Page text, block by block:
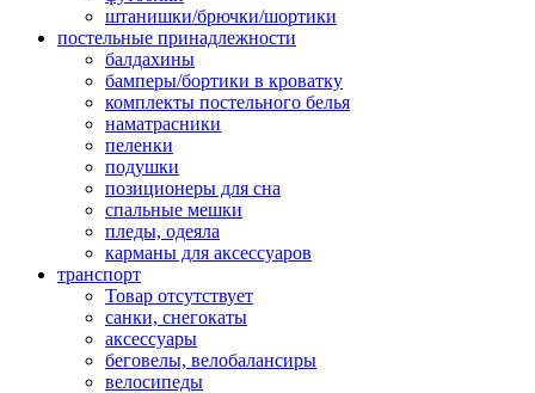
штанишки/брючки/шортики
постельные принадлежности
балдахины
бамперы/бортики в кроватку
комплекты постельного белья
наматрасники
пеленки
подушки
позиционеры для сна
спальные мешки
пледы, одеяла
карманы для аксеcсуаров
транспорт
Товар отсутствует
санки, снегокаты
аксессуары
беговелы, велобалансиры
велосипеды